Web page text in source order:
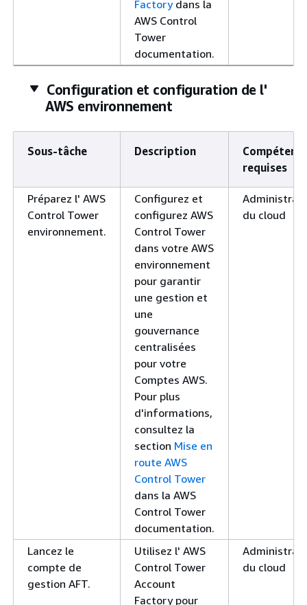
Factorydans la
AWS Control
Tower
documentation.
Configuration et configuration de l'
AWS environnement
Sous-tâche Description
requises
Préparez l' AWS
Control Tower
environnement.
Configurez et
configurez AWS
Control Tower
dans votre AWS
environnement
pour garantir
une gestion et
une
gouvernance
centralisées
pour votre
Comptes AWS.
Pour plus
d'informations,
consultez la
section Mise en
route AWS
Control Tower
dans la AWS
Control Tower
documentation.
du cloud
Lancez le
compte de
gestion AFT.
Utilisez l' AWS
Control Tower
Account
Factory pour
du cloud